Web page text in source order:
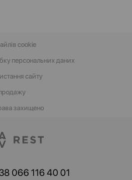
захищено
персональних даних
сайту
cookie
066 116 40 01